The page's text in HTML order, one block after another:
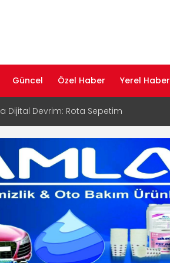
Güncel Özel Haber Yerel Haber
Dijital Devrim: Rota Sepetim
Bölge Müdürü Makam Koltuğunu
Rehberi ile Google ve Yapay Zeka
Öne Çıkın
Rehberi Hizmete Girdi
Yayın Hayatına Başladı | Hızlı ve Akıllı